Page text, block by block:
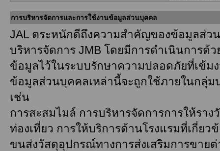
การบริหารจัดการและการใช้งานข้อมูลส่วนบุคคล
JAL ตระหนักดีถึงความสำคัญของข้อมูลส่ว
บริหารจัดการ JMB โดยมีการดำเนินการด้
ข้อมูลไว้ในระบบรักษาความปลอดภัยที่เข้ม
ข้อมูลส่วนบุคคลเหล่านี้จะถูกใช้ภายในกลุ่ม
เช่น
การสะสมไมล์ การบริหารจัดการการให้รา
ท่องเที่ยว การให้บริการด้านโรงแรมที่เกี่ยว
ขนส่งวัสดุอุปกรณ์ทางการส่งเสริมการขาย